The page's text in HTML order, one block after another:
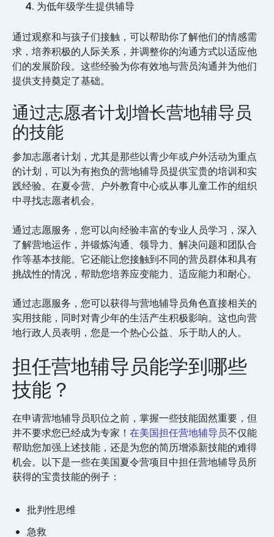
为低年级学生提供辅导
通过观察和与孩子们接触，可以帮助你了解他们的情感需
求，培养积极的人际关系，并调整你的沟通方式以适应他
们的发展阶段。这些经验为你有效地与营员沟通并为他们
提供支持奠定了基础。
通过志愿者计划增长营地辅导员
的技能
参加志愿者计划，尤其是那些以青少年或户外活动为重点
的计划，可以为有抱负的营地辅导员提供宝贵的培训和实
践经验。在夏令营、户外教育中心或从事儿童工作的组织
中寻找志愿者机会。
通过志愿服务，您可以向经验丰富的专业人员学习，深入
了解营地运作，并锻炼沟通、领导力、解决问题和团队合
作等基本技能。它还能让您接触到不同的营员群体和具有
挑战性的情况，帮助您培养应变能力、适应能力和耐心。
通过志愿服务，您可以获得与营地辅导员角色直接相关的
实用技能，同时对青少年的生活产生积极影响。这也向营
地行政人员表明，您是一个热心公益、乐于助人的人。
担任营地辅导员能学到哪些
技能？
在申请营地辅导员职位之前，掌握一些技能固然重要，但
并不要求您已经成为专家！ 在美国担任营地辅导员不仅能
帮助您加强上述技能，还是为您的简历增添新技能的难得
机会。以下是一些在美国夏令营项目中担任营地辅导员所
获得的宝贵技能的例子：
批判性思维
急救